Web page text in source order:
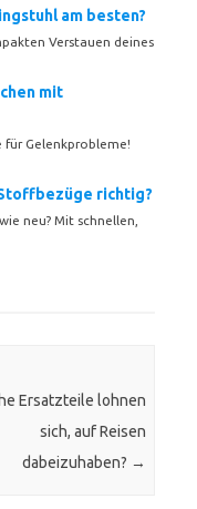
am besten?
Verstauen deines
mit
für Gelenkprobleme!
richtig?
neu? Mit schnellen,
Ersatzteile lohnen
sich, auf Reisen
dabeizuhaben? →